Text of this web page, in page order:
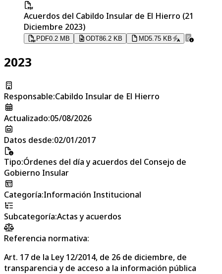
Acuerdos del Cabildo Insular de El Hierro (21
Diciembre 2023)
PDF0.2 MB ODT86.2 KB MD5.75 KB
2023
Responsable:Cabildo Insular de El Hierro
Actualizado:05/08/2026
Datos desde:02/01/2017
Tipo:Órdenes del día y acuerdos del Consejo de
Gobierno Insular
Categoría:Información Institucional
Subcategoría:Actas y acuerdos
Referencia normativa:
Art. 17 de la Ley 12/2014, de 26 de diciembre, de
transparencia y de acceso a la información pública